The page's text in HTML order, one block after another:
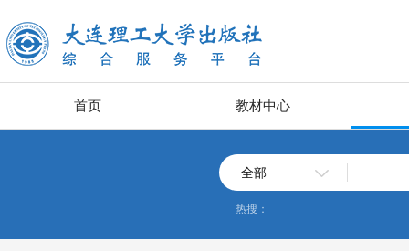
首页 教材中心
全部
热搜：